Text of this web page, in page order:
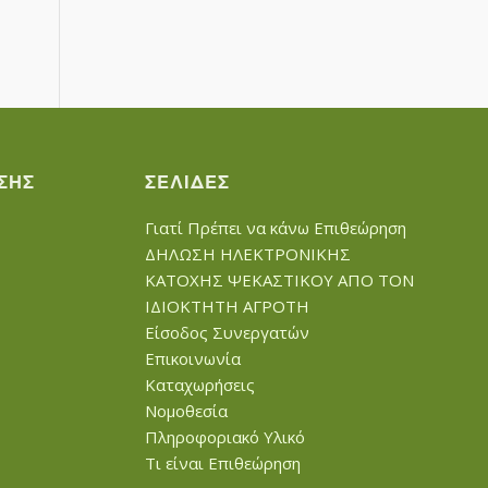
ΣΕΛΊΔΕΣ
Γιατί Πρέπει να κάνω Επιθεώρηση
ΔΗΛΩΣΗ ΗΛΕΚΤΡΟΝΙΚΗΣ
ΚΑΤΟΧΗΣ ΨΕΚΑΣΤΙΚΟΥ ΑΠΟ ΤΟΝ
ΙΔΙΟΚΤΗΤΗ ΑΓΡΟΤΗ
Είσοδος Συνεργατών
Επικοινωνία
Καταχωρήσεις
Νομοθεσία
Πληροφοριακό Υλικό
Τι είναι Επιθεώρηση